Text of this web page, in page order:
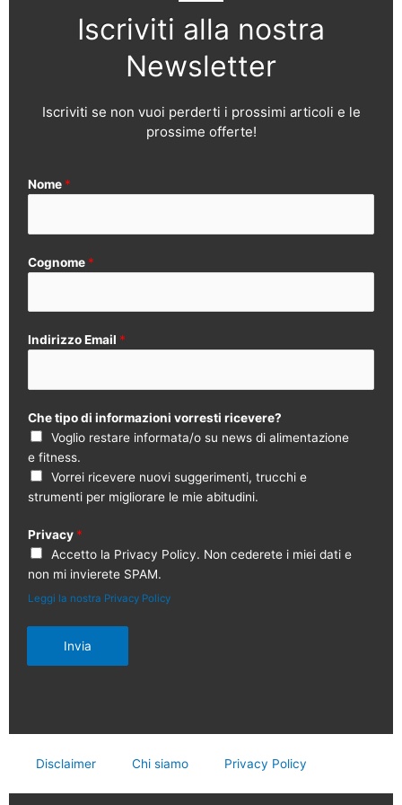
Iscriviti alla nostra
Newsletter
Iscriviti se non vuoi perderti i prossimi articoli e le
prossime offerte!
Nome *
Cognome *
Indirizzo Email *
Che tipo di informazioni vorresti ricevere?
Voglio restare informata/o su news di alimentazione
e fitness.
Vorrei ricevere nuovi suggerimenti, trucchi e
strumenti per migliorare le mie abitudini.
Privacy *
Accetto la Privacy Policy. Non cederete i miei dati e
non mi invierete SPAM.
Leggi la nostra Privacy Policy
Invia
Disclaimer Chi siamo Privacy Policy